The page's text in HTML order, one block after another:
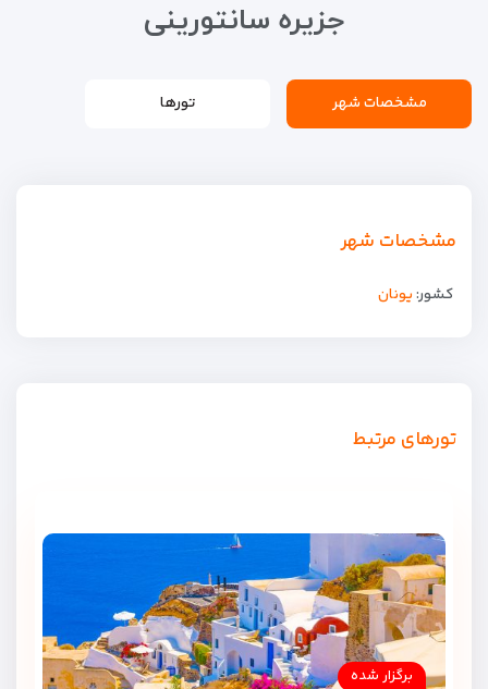
جزیره سانتورینی
مشخصات شهر تورها
مشخصات شهر
کشور:یونان
تورهای مرتبط
برگزار شده